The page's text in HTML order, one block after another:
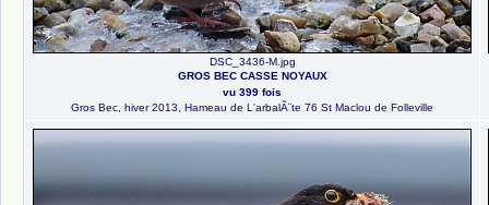
DSC_3436-M.jpg
GROS BEC CASSE NOYAUX
vu 399 fois
Gros Bec, hiver 2013, Hameau de L'arbalÃ¨te 76 St Maclou de Folleville